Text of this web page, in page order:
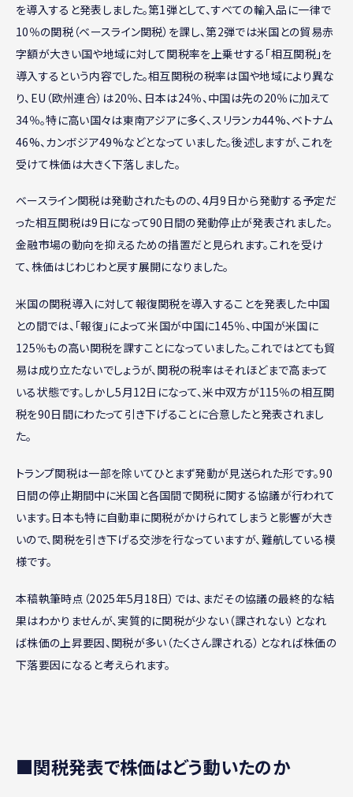
を導入すると発表しました。第1弾として、すべての輸入品に一律で
10％の関税（ベースライン関税）を課し、第2弾では米国との貿易赤
字額が大きい国や地域に対して関税率を上乗せする「相互関税」を
導入するという内容でした。相互関税の税率は国や地域により異な
り、EU（欧州連合）は20％、日本は24％、中国は先の20％に加えて
34％。特に高い国々は東南アジアに多く、スリランカ44%、ベトナム
46%、カンボジア49%などとなっていました。後述しますが、これを
受けて株価は大きく下落しました。
ベースライン関税は発動されたものの、4月9日から発動する予定だ
った相互関税は9日になって90日間の発動停止が発表されました。
金融市場の動向を抑えるための措置だと見られます。これを受け
て、株価はじわじわと戻す展開になりました。
米国の関税導入に対して報復関税を導入することを発表した中国
との間では、「報復」によって米国が中国に145％、中国が米国に
125％もの高い関税を課すことになっていました。これではとても貿
易は成り立たないでしょうが、関税の税率はそれほどまで高まって
いる状態です。しかし5月12日になって、米中双方が115％の相互関
税を90日間にわたって引き下げることに合意したと発表されまし
た。
トランプ関税は一部を除いてひとまず発動が見送られた形です。90
日間の停止期間中に米国と各国間で関税に関する協議が行われて
います。日本も特に自動車に関税がかけられてしまうと影響が大き
いので、関税を引き下げる交渉を行なっていますが、難航している模
様です。
本稿執筆時点（2025年5月18日）では、まだその協議の最終的な結
果はわかりませんが、実質的に関税が少ない（課されない）となれ
ば株価の上昇要因、関税が多い（たくさん課される）となれば株価の
下落要因になると考えられます。
■関税発表で株価はどう動いたのか